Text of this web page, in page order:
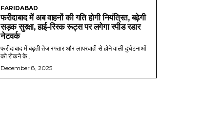
FARIDABAD
फरीदाबाद में अब वाहनों की गति होगी नियंत्रित, बढ़ेगी
सड़क सुरक्षा, हाई-रिस्क रूट्स पर लगेगा स्पीड रडार
नेटवर्क
फरीदाबाद में बढ़ती तेज रफ्तार और लापरवाही से होने वाली दुर्घटनाओं
को रोकने के...
December 8, 2025